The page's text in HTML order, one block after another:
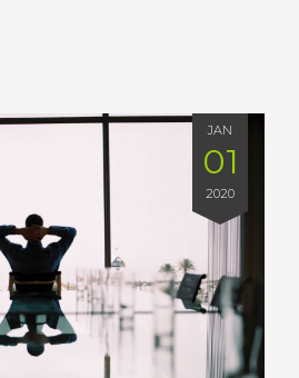
JAN
01
2020